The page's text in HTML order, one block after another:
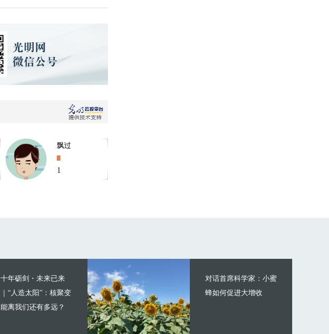
飘过
1
十年砺剑・未来已来
｜“人造太阳”：核聚变
能离我们还有多远？
对话首席科学家：小蜜
蜂如何促进大增收